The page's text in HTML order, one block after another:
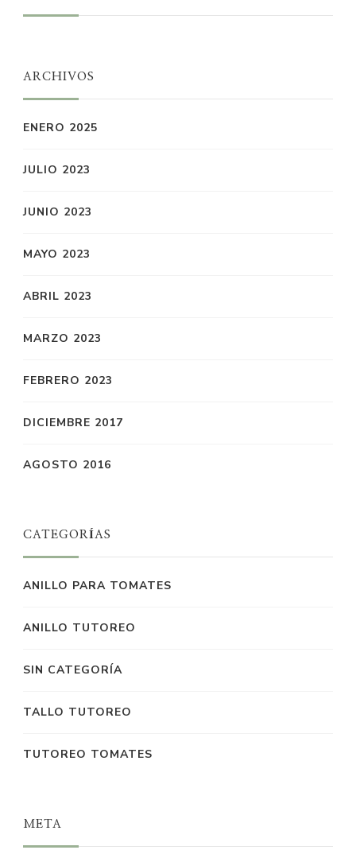
ARCHIVOS
ENERO 2025
JULIO 2023
JUNIO 2023
MAYO 2023
ABRIL 2023
MARZO 2023
FEBRERO 2023
DICIEMBRE 2017
AGOSTO 2016
CATEGORÍAS
ANILLO PARA TOMATES
ANILLO TUTOREO
SIN CATEGORÍA
TALLO TUTOREO
TUTOREO TOMATES
META